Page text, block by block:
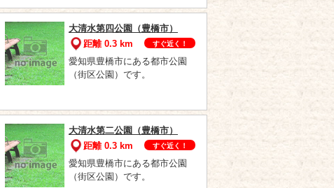
大清水第四公園（豊橋市）
距離 0.3 km
すぐ近く！
愛知県豊橋市にある都市公園
（街区公園）です。
大清水第二公園（豊橋市）
距離 0.3 km
すぐ近く！
愛知県豊橋市にある都市公園
（街区公園）です。